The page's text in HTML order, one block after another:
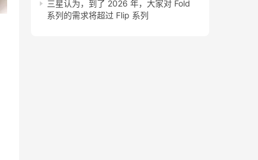
三星认为，到了 2026 年，大家对 Fold
系列的需求将超过 Flip 系列